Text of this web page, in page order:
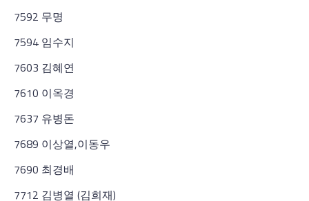
7592 무명
7594 임수지
7603 김혜연
7610 이옥경
7637 유병돈
7689 이상열,이동우
7690 최경배
7712 김병열 (김희재)